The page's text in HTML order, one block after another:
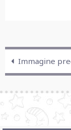
Immagine